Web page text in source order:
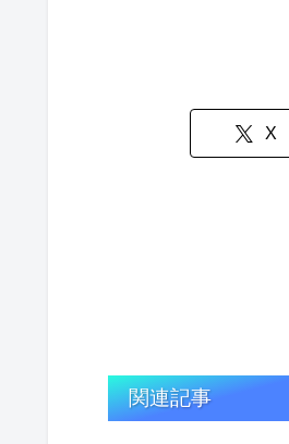
X
関連記事